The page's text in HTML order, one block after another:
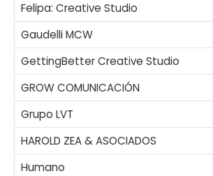
Felipa: Creative Studio
Gaudelli MCW
GettingBetter Creative Studio
GROW COMUNICACIÓN
Grupo LVT
HAROLD ZEA & ASOCIADOS
Humano